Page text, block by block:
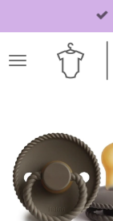
direct
naar